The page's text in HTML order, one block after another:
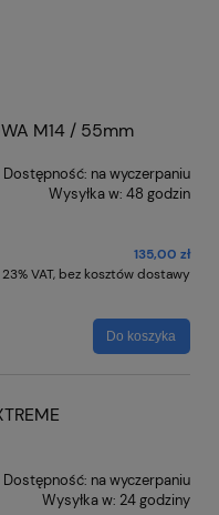
M14 / 55mm
Dostępność: na wyczerpaniu
Wysyłka w: 48 godzin
135,00 zł
VAT, bez kosztów dostawy
Do koszyka
Dostępność: na wyczerpaniu
Wysyłka w: 24 godziny